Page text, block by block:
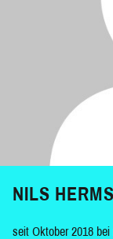
NILS
seit Oktober 2018 bei